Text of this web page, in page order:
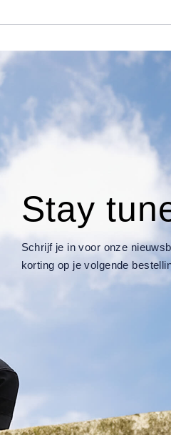
Stay
Schrijf je in voor onze
korting op je volgende